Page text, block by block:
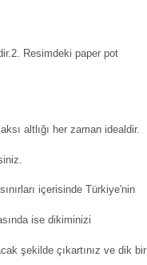
Resimdeki paper pot
altlığı her zaman idealdir.
içerisinde Türkiye'nin
ise dikiminizi
şekilde çıkartınız ve dik bir